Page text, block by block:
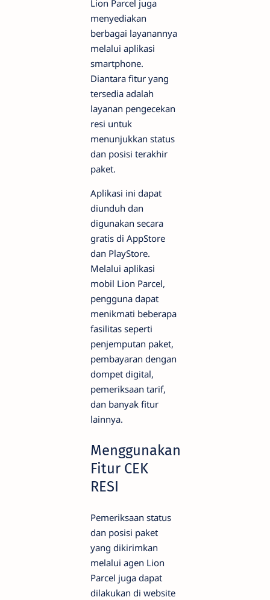
Lion Parcel juga
menyediakan
berbagai layanannya
melalui aplikasi
smartphone.
Diantara fitur yang
tersedia adalah
layanan pengecekan
resi untuk
menunjukkan status
dan posisi terakhir
paket.
Aplikasi ini dapat
diunduh dan
digunakan secara
gratis di AppStore
dan PlayStore.
Melalui aplikasi
mobil Lion Parcel,
pengguna dapat
menikmati beberapa
fasilitas seperti
penjemputan paket,
pembayaran dengan
dompet digital,
pemeriksaan tarif,
dan banyak fitur
lainnya.
Menggunakan
Fitur CEK
RESI
Pemeriksaan status
dan posisi paket
yang dikirimkan
melalui agen Lion
Parcel juga dapat
dilakukan di website